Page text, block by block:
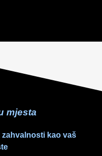
mjesta
zahvalnosti kao vaš